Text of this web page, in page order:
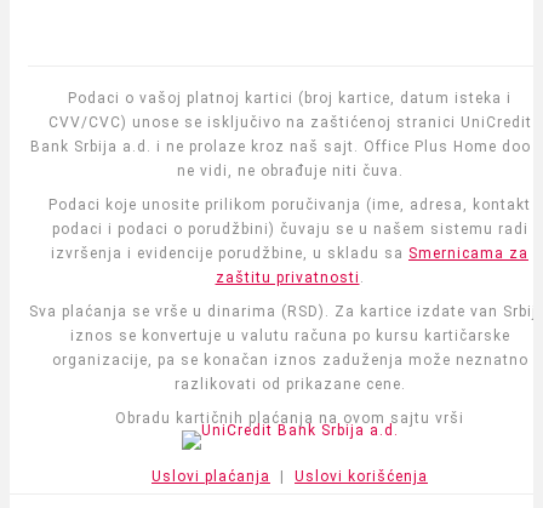
Podaci o vašoj platnoj kartici (broj kartice, datum isteka i
CVV/CVC) unose se isključivo na zaštićenoj stranici UniCredit
Bank Srbija a.d. i ne prolaze kroz naš sajt. Office Plus Home doo
ne vidi, ne obrađuje niti čuva.
Podaci koje unosite prilikom poručivanja (ime, adresa, kontakt
podaci i podaci o porudžbini) čuvaju se u našem sistemu radi
izvršenja i evidencije porudžbine, u skladu sa Smernicama za
zaštitu privatnosti .
Sva plaćanja se vrše u dinarima (RSD). Za kartice izdate van
iznos se konvertuje u valutu računa po kursu kartičarske
organizacije, pa se konačan iznos zaduženja može neznatno
razlikovati od prikazane cene.
Obradu kartičnih plaćanja na ovom sajtu vrši
Uslovi plaćanja Uslovi korišćenja